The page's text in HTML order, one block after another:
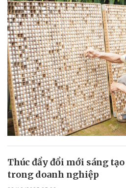
Thúc đẩy đổi mới sáng
trong doanh nghiệp